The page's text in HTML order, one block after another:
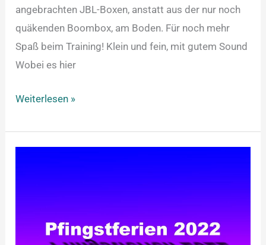
angebrachten JBL-Boxen, anstatt aus der nur noch
quäkenden Boombox, am Boden. Für noch mehr
Spaß beim Training! Klein und fein, mit gutem Sound
Wobei es hier
Weiterlesen »